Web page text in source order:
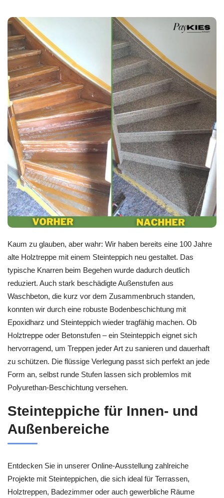
Kaum zu glauben, aber wahr: Wir haben bereits eine 100 Jahre
alte Holztreppe mit einem Steinteppich neu gestaltet. Das
typische Knarren beim Begehen wurde dadurch deutlich
reduziert. Auch stark beschädigte Außenstufen aus
Waschbeton, die kurz vor dem Zusammenbruch standen,
konnten wir durch eine robuste Bodenbeschichtung mit
Epoxidharz und Steinteppich wieder tragfähig machen. Ob
Holztreppe oder Betonstufen – ein Steinteppich eignet sich
hervorragend, um Treppen jeder Art zu sanieren und dauerhaft
zu schützen. Die flüssige Verlegung passt sich perfekt an jede
Form an, selbst runde Stufen lassen sich problemlos mit
Polyurethan-Beschichtung versehen.
Steinteppiche für Innen- und
Außenbereiche
Entdecken Sie in unserer Online-Ausstellung zahlreiche
Projekte mit Steinteppichen, die sich ideal für Terrassen,
Holztreppen, Badezimmer oder auch gewerbliche Räume